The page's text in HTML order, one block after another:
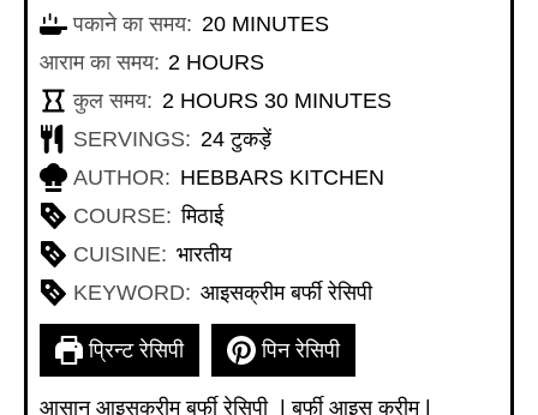
पकाने का समय: 20MINUTES
MINUTES
आराम का समय: 2 HOURS
HOURS
कुल समय: 2HOURS
HOURS 30MINUTES
MINUTES
SERVINGS: 24 टुकड़ें
AUTHOR: HEBBARS KITCHEN
COURSE: मिठाई
CUISINE: भारतीय
KEYWORD: आइसक्रीम बर्फी रेसिपी
प्रिन्ट रेसिपी पिन रेसिपी
आसान आइसक्रीम बर्फी रेसिपी | बर्फी आइस क्रीम |